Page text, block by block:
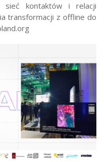
sieć kontaktów i relacji
transformacji z offline do